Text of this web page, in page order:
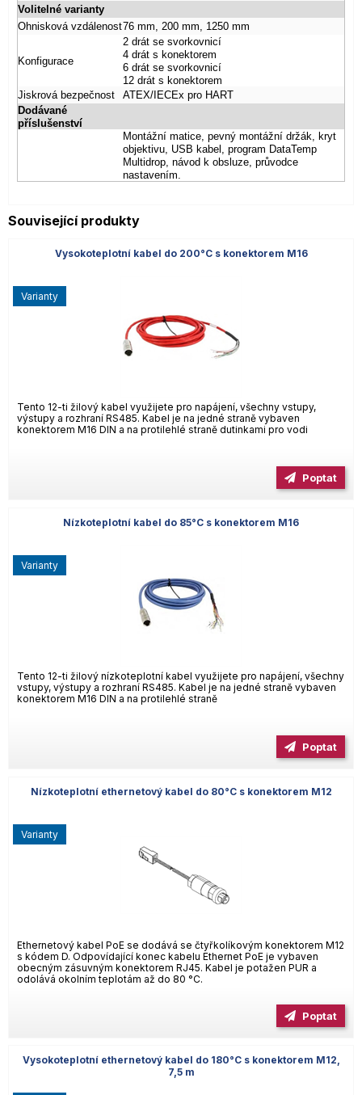
Volitelné varianty
Ohnisková vzdálenost76 mm, 200 mm, 1250 mm
Konfigurace
2 drát se svorkovnicí
4 drát s konektorem
6 drát se svorkovnicí
12 drát s konektorem
Jiskrová bezpečnost
ATEX/IECEx pro HART
Dodávané
příslušenství
Montážní matice, pevný montážní držák, kryt
objektivu, USB kabel, program DataTemp
Multidrop, návod k obsluze, průvodce
nastavením.
Související produkty
Vysokoteplotní kabel do 200°C s konektorem M16
Tento 12-ti žilový kabel využijete pro napájení, všechny vstupy,
výstupy a rozhraní RS485. Kabel je na jedné straně vybaven
konektorem M16 DIN a na protilehlé straně dutinkami pro vodi
varianty
Poptat
Nízkoteplotní kabel do 85°C s konektorem M16
Tento 12-ti žilový nízkoteplotní kabel využijete pro napájení, všechny
vstupy, výstupy a rozhraní RS485. Kabel je na jedné straně vybaven
konektorem M16 DIN a na protilehlé straně
varianty
Poptat
Nízkoteplotní ethernetový kabel do 80°C s konektorem M12
Ethernetový kabel PoE se dodává se čtyřkolíkovým konektorem M12
s kódem D. Odpovídající konec kabelu Ethernet PoE je vybaven
obecným zásuvným konektorem RJ45. Kabel je potažen PUR a
odolává okolním teplotám až do 80 °C.
varianty
Poptat
Vysokoteplotní ethernetový kabel do 180°C s konektorem M12,
7,5 m